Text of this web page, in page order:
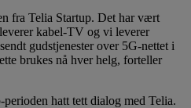
fra Telia Startup. Det har vært
kabel-TV og vi leverer
gudstjenester over 5G-nettet i
brukes nå hver helg, forteller
hatt tett dialog med Telia.